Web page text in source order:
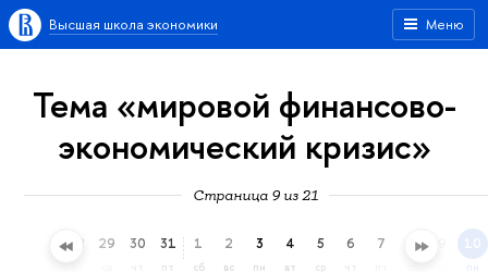
Меню
Высшая школа экономики
Тема «мировой финансово-
экономический кризис»
Страница 9 из 21
28 29 30 31
пт
1
сб
2
вс
3
пн
4
вт
5
ср
6 7 8 10
пн